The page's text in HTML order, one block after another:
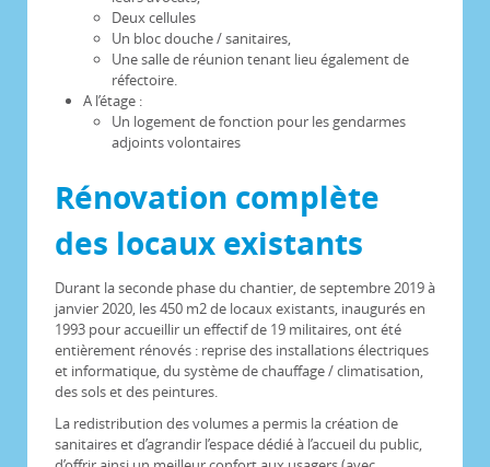
Deux cellules
Un bloc douche / sanitaires,
Une salle de réunion tenant lieu également de
réfectoire.
A l’étage :
Un logement de fonction pour les gendarmes
adjoints volontaires
Rénovation complète
des locaux existants
Durant la seconde phase du chantier, de septembre 2019 à
janvier 2020, les 450 m2 de locaux existants, inaugurés en
1993 pour accueillir un effectif de 19 militaires, ont été
entièrement rénovés : reprise des installations électriques
et informatique, du système de chauffage / climatisation,
des sols et des peintures.
La redistribution des volumes a permis la création de
sanitaires et d’agrandir l’espace dédié à l’accueil du public,